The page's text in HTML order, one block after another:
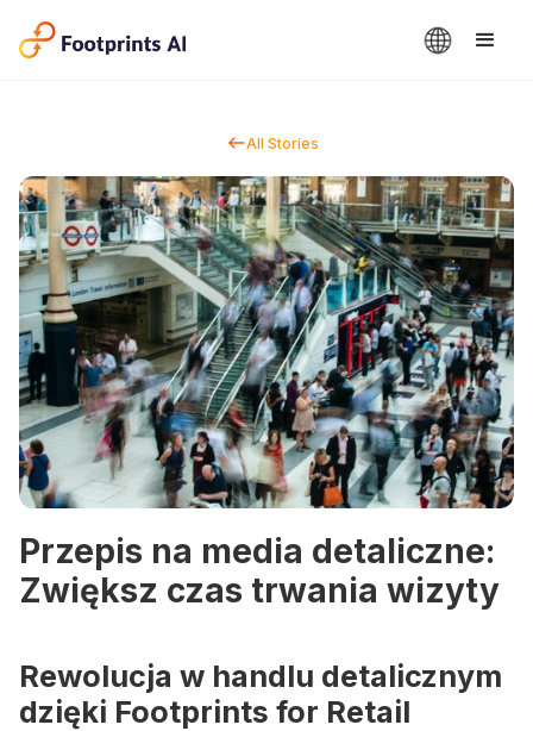
All Stories
Przepis na media detaliczne:
Zwiększ czas trwania wizyty
Rewolucja w handlu detalicznym
dzięki Footprints for Retail